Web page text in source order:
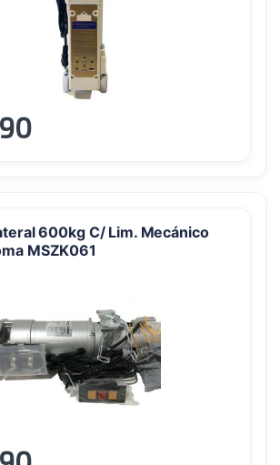
600kg C/ Lim. Mecánico
MSZK061